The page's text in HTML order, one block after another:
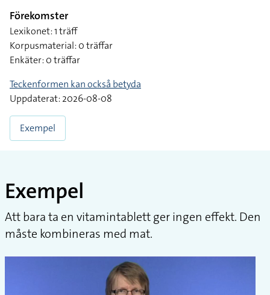
Förekomster
Lexikonet: 1 träff
Korpusmaterial: 0 träffar
Enkäter: 0 träffar
Teckenformen kan också betyda
Uppdaterat: 2026-08-08
Exempel
Exempel
Att bara ta en vitamintablett ger ingen effekt. Den
måste kombineras med mat.